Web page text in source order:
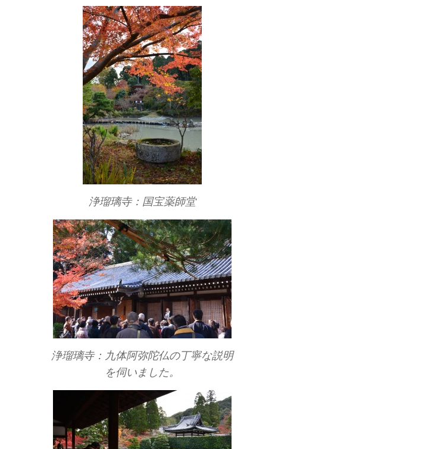
浄瑠璃寺：国宝薬師堂
浄瑠璃寺：九体阿弥陀仏の丁寧な説明
を伺いました。